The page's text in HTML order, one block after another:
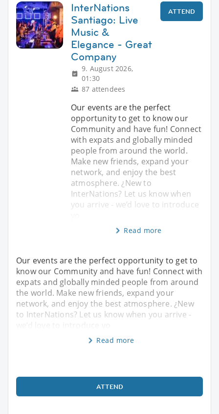
InterNations
Santiago: Live
Music &
Elegance - Great
Company
9. August 2026,
01:30
87 attendees
ATTEND
Our events are the perfect
opportunity to get to know our
Community and have fun! Connect
with expats and globally minded
people from around the world.
Make new friends, expand your
network, and enjoy the best
atmosphere. ¿New to
InterNations? Let us know when
you arrive - we’d love to introduce
Read more
Our events are the perfect opportunity to get to
know our Community and have fun! Connect with
expats and globally minded people from around
the world. Make new friends, expand your
network, and enjoy the best atmosphere. ¿New
to InterNations? Let us know when you arrive -
we’d love to introduce yo
Read more
ATTEND